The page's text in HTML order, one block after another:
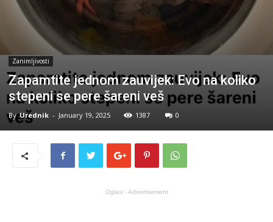
Zanimljivosti
Zapamtite jednom zauvijek: Evo na koliko
stepeni se pere šareni veš
By Urednik - January 19, 2025 1387 0
Oglasi - Advertisement